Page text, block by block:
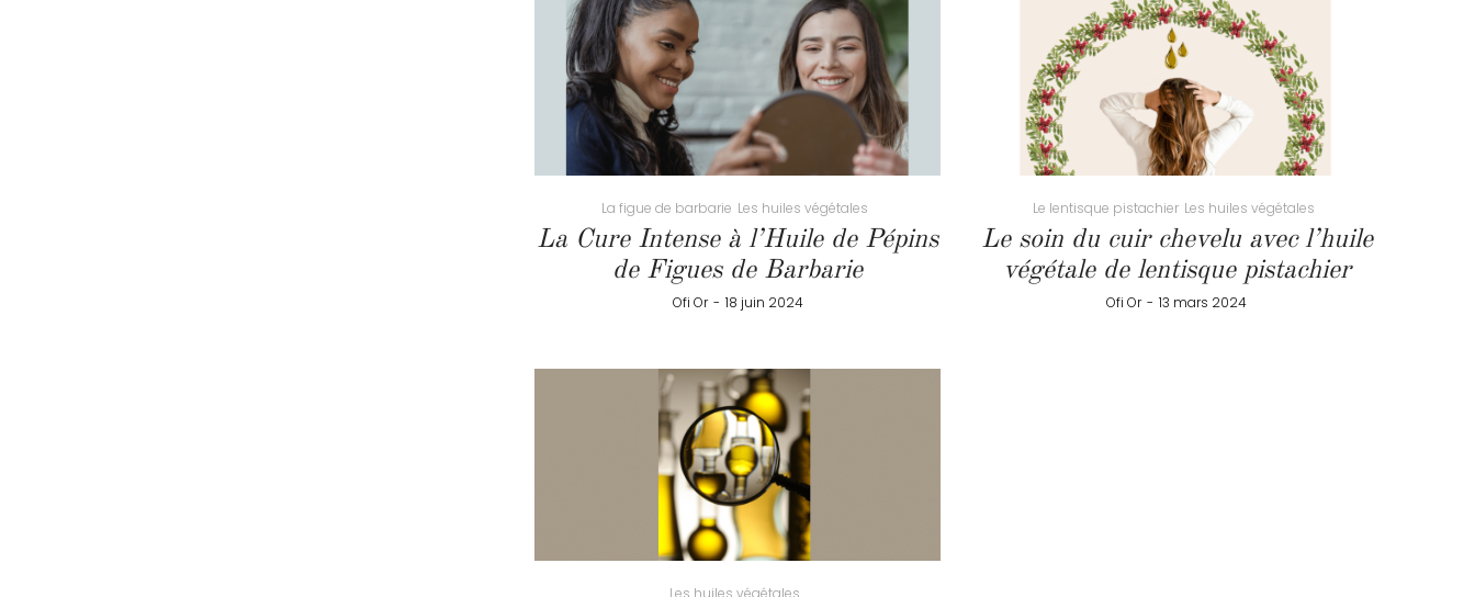
La figue de barbarie Les huiles végétales
La Cure Intense à l’Huile de Pépins
de Figues de Barbarie
by
Ofi Or 18 juin 2024
Le lentisque pistachier Les huiles végétales
Le soin du cuir chevelu avec l’huile
végétale de lentisque pistachier
by
Ofi Or 13 mars 2024
Les huiles végétales